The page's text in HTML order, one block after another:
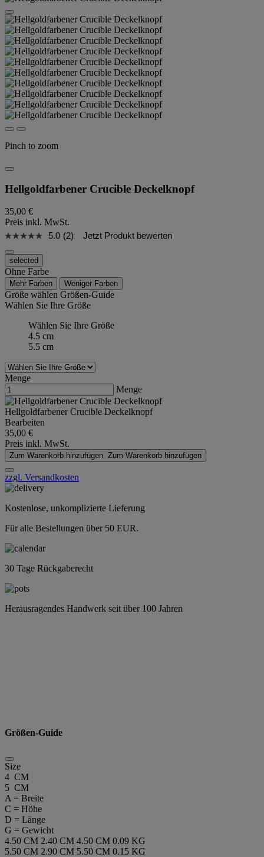
Pinch to zoom
Hellgoldfarbener Crucible Deckelknopf
35,00 €
Preis inkl. MwSt.
5.0 (2) Jetzt Produkt bewerten
selected
Ohne Farbe
Mehr Farben Weniger Farben
Größe wählen Größen-Guide
Wählen Sie Ihre Größe
Wählen Sie Ihre Größe
4.5 cm
5.5 cm
Menge
Menge
Hellgoldfarbener Crucible Deckelknopf
Bearbeiten
35,00 €
Preis inkl. MwSt.
Zum Warenkorb hinzufügen Zum Warenkorb hinzufügen
zzgl. Versandkosten
Kostenlose, unkomplizierte Lieferung
Für alle Bestellungen über 50 EUR.
30 Tage Rückgaberecht
Herausragendes Handwerk seit über 100 Jahren
Größen-Guide
Size
4 CM
5 CM
A = Breite
C = Höhe
D = Länge
G = Gewicht
4.50 CM 2.40 CM 4.50 CM 0.09 KG
5.50 CM 2.90 CM 5.50 CM 0.15 KG